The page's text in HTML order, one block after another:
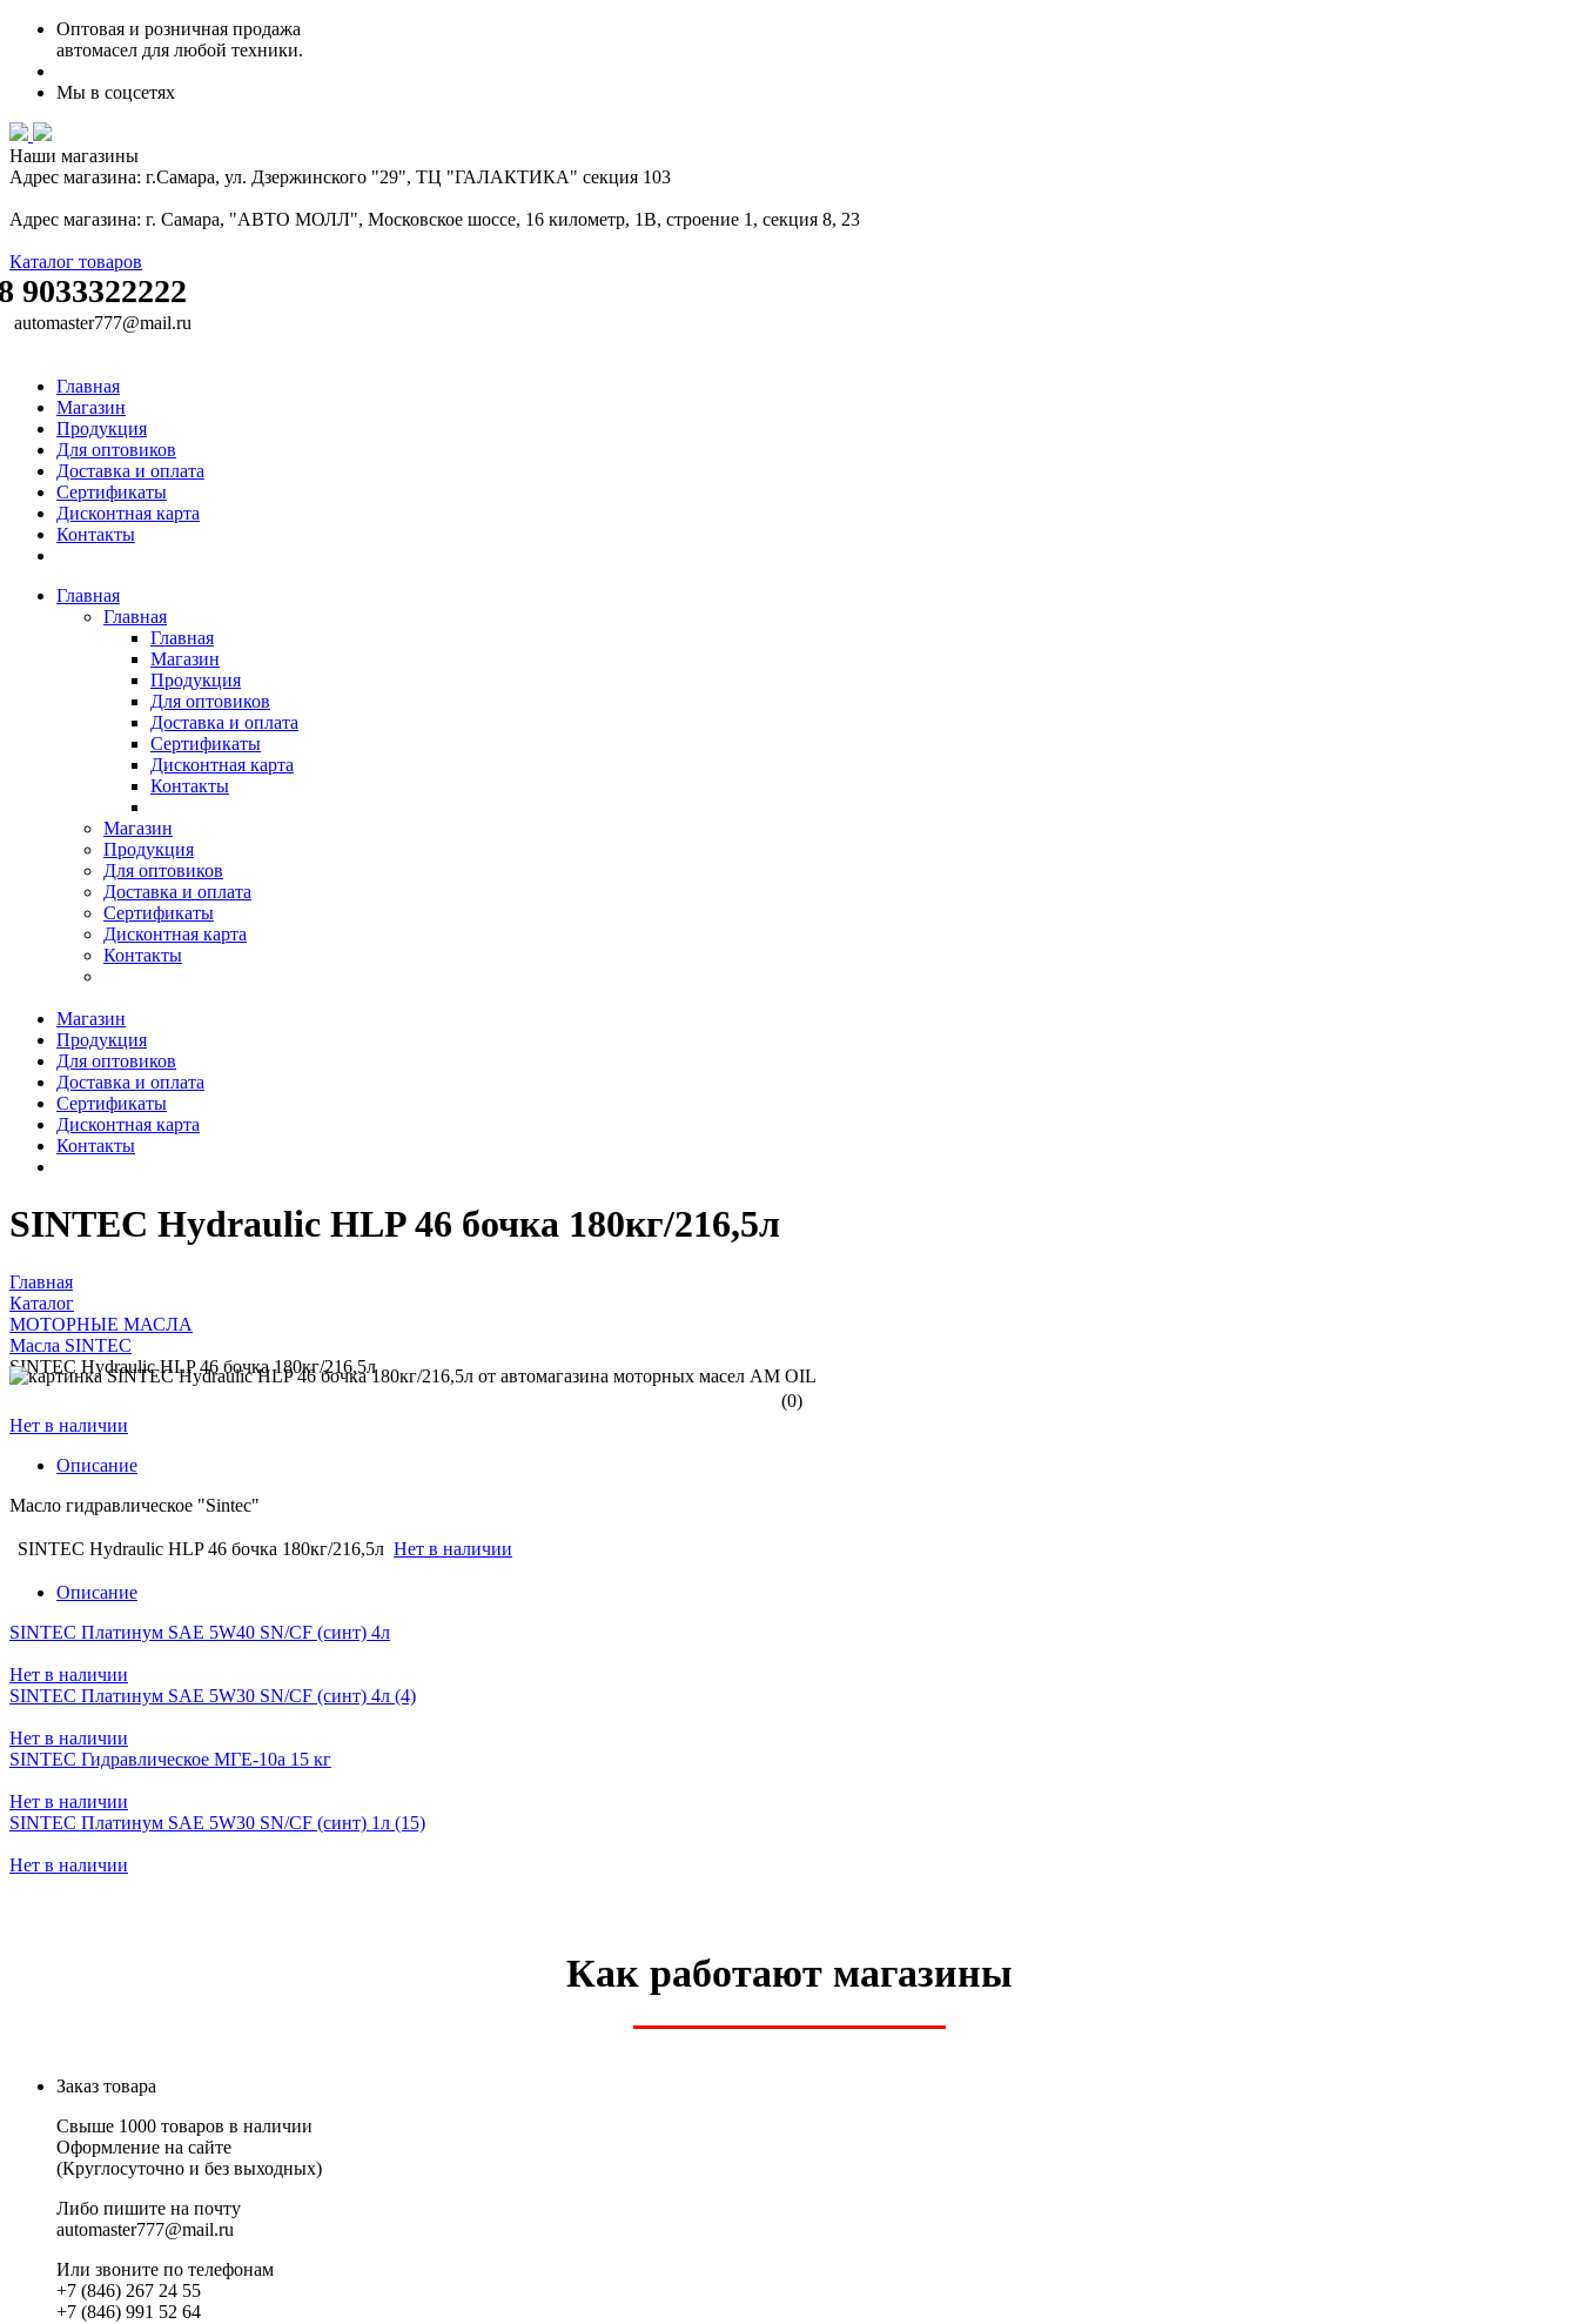
Оптовая и розничная продажа
автомасел для любой техники.
Мы в соцсетях
Наши магазины
Адрес магазина: г.Самара, ул. Дзержинского "29", ТЦ "ГАЛАКТИКА" секция 103
Адрес магазина: г. Самара, "АВТО МОЛЛ", Московское шоссе, 16 километр, 1В, строение 1, секция 8, 23
Каталог товаров
9033322222
automaster777@mail.ru
Главная
Магазин
Продукция
Для оптовиков
Доставка и оплата
Сертификаты
Дисконтная карта
Контакты
Главная
Главная
Главная
Магазин
Продукция
Для оптовиков
Доставка и оплата
Сертификаты
Дисконтная карта
Контакты
Магазин
Продукция
Для оптовиков
Доставка и оплата
Сертификаты
Дисконтная карта
Контакты
Магазин
Продукция
Для оптовиков
Доставка и оплата
Сертификаты
Дисконтная карта
Контакты
SINTEC Hydraulic HLP 46 бочка 180кг/216,5л
Главная
Каталог
МОТОРНЫЕ МАСЛА
Масла SINTEC
SINTEC Hydraulic HLP 46 бочка 180кг/216,5л
(0)
Нет в наличии
Описание
Масло гидравлическое "Sintec"
SINTEC Hydraulic HLP 46 бочка 180кг/216,5л Нет в наличии
Описание
SINTEC Платинум SAE 5W40 SN/CF (синт) 4л
Нет в наличии
SINTEC Платинум SAE 5W30 SN/CF (синт) 4л (4)
Нет в наличии
SINTEC Гидравлическое МГЕ-10а 15 кг
Нет в наличии
SINTEC Платинум SAE 5W30 SN/CF (синт) 1л (15)
Нет в наличии
Как работают магазины
Заказ товара
Свыше 1000 товаров в наличии
Оформление на сайте
(Круглосуточно и без выходных)
Либо пишите на почту
automaster777@mail.ru
Или звоните по телефонам
+7 (846) 267 24 55
+7 (846) 991 52 64